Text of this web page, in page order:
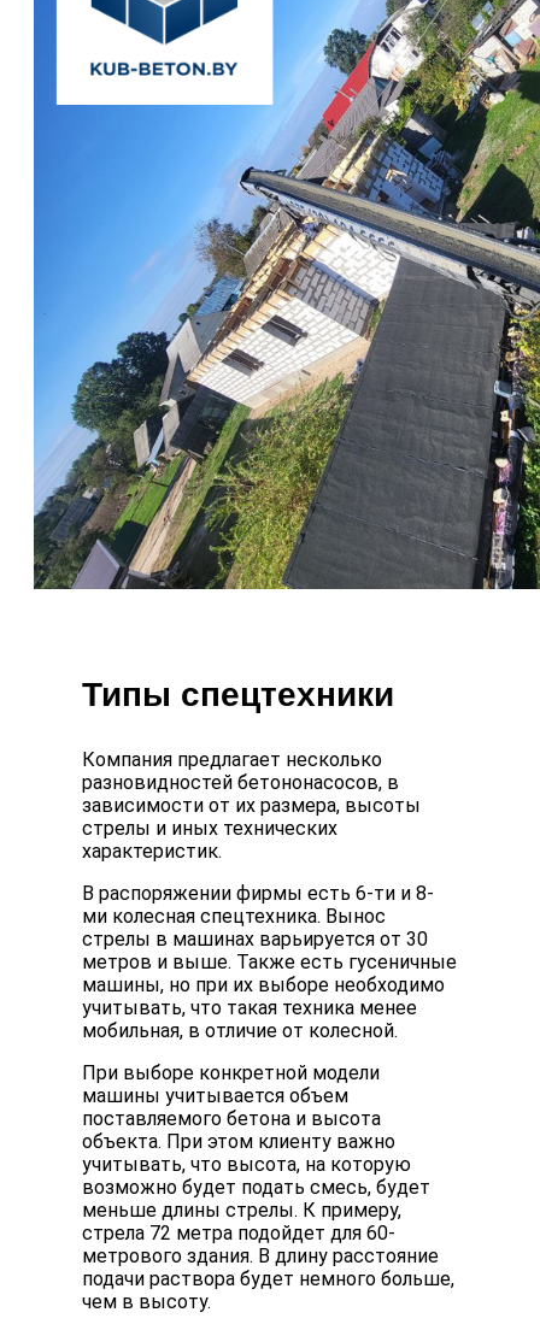
Типы спецтехники
Компания предлагает несколько
разновидностей бетононасосов, в
зависимости от их размера, высоты
стрелы и иных технических
характеристик.
В распоряжении фирмы есть 6-ти и 8-
ми колесная спецтехника. Вынос
стрелы в машинах варьируется от 30
метров и выше. Также есть гусеничные
машины, но при их выборе необходимо
учитывать, что такая техника менее
мобильная, в отличие от колесной.
При выборе конкретной модели
машины учитывается объем
поставляемого бетона и высота
объекта. При этом клиенту важно
учитывать, что высота, на которую
возможно будет подать смесь, будет
меньше длины стрелы. К примеру,
стрела 72 метра подойдет для 60-
метрового здания. В длину расстояние
подачи раствора будет немного больше,
чем в высоту.